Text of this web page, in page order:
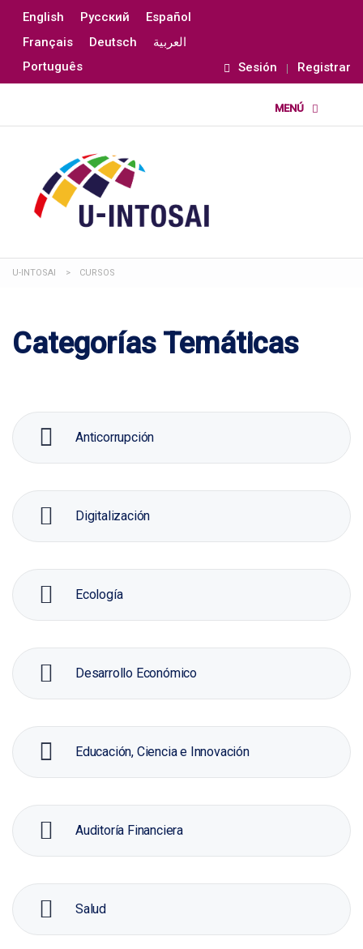
English Русский
Español
Français
Deutsch
العربية
Português
Sesión Registrar
U-INTOSAI > CURSOS
Categorías Temáticas
Anticorrupción
Digitalización
Ecología
Desarrollo Económico
Educación, Ciencia e Innovación
Auditoría Financiera
Salud